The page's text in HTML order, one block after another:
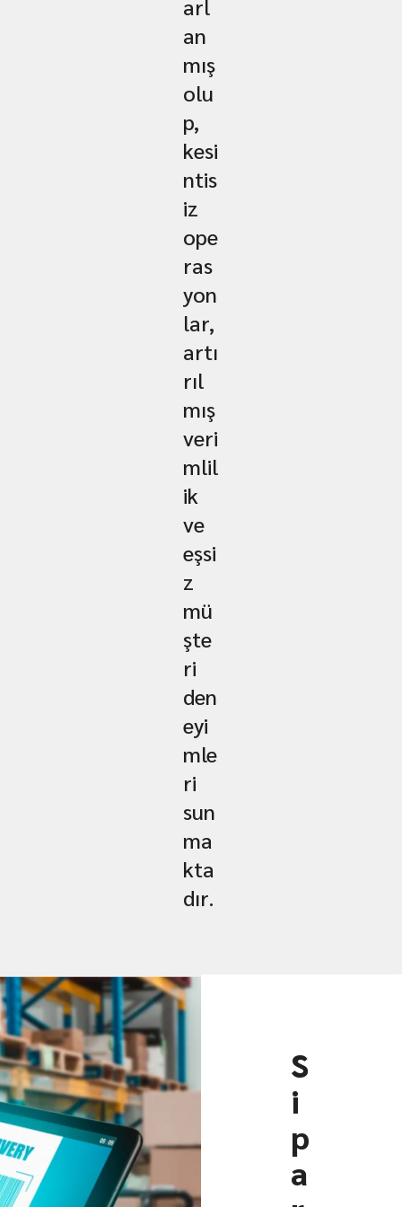
arl
an
mış
olu
p,
kesi
ntis
iz
ope
ras
yon
lar,
artı
rıl
mış
veri
mlil
ik
ve
eşsi
z
mü
şte
ri
den
eyi
mle
ri
sun
ma
kta
dır.
S
i
p
a